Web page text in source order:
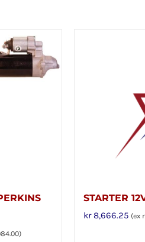
)
STARTER
kr8,666.25 (ex